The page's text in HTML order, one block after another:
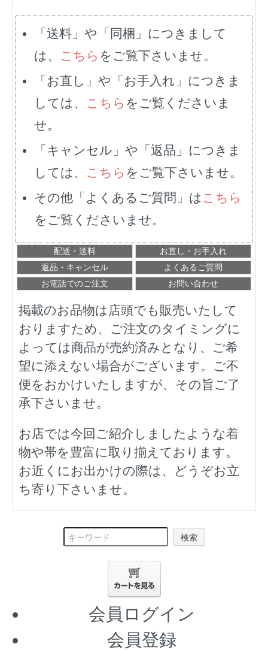
「送料」や「同梱」につきまして
は、 こちら をご覧下さいませ。
「お直し」や「お手入れ」につきま
しては、 こちら をご覧くださいま
せ。
「キャンセル」や「返品」につきま
しては、 こちら をご覧下さいませ。
その他「よくあるご質問」は こちら
をご覧くださいませ。
配送・送料
お直し・お手入れ
返品・キャンセル
よくあるご質問
お電話でのご注文
お問い合わせ
掲載のお品物は店頭でも販売いたして
おりますため、ご注文のタイミングに
よっては商品が売約済みとなり、ご希
望に添えない場合がございます。ご不
便をおかけいたしますが、その旨ご了
承下さいませ。
お店では今回ご紹介しましたような着
物や帯を豊富に取り揃えております。
お近くにお出かけの際は、どうぞお立
ち寄り下さいませ。
検索
会員ログイン
会員登録